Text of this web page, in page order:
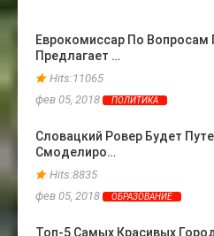
Еврокомиссар По Вопросам
Предлагает …
Hits:11065
фев 05, 2018
ПОЛИТИКА
Словацкий Ровер Будет
Смоделиро…
Hits:8835
фев 05, 2018
ОБРАЗОВАНИЕ
Топ-5 Самых Красивых